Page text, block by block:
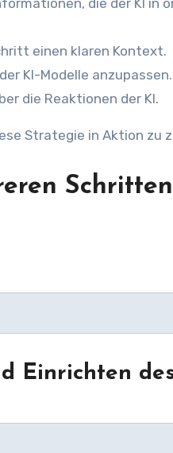
die der KI in
einen klaren Kontext.
KI-Modelle anzupassen.
die Reaktionen der KI.
Strategie in Aktion zu
Einrichten